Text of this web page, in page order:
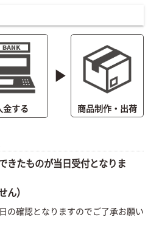
金する
play_arrow
商品制作・出荷
きたものが当日受付となりま
ん）
の確認となりますのでご了承お願い